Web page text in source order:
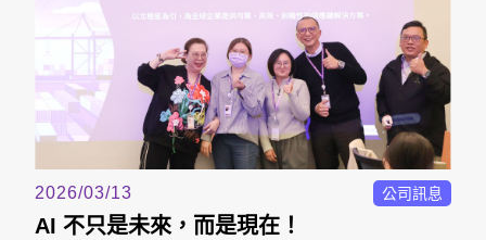
2026/03/13 公司訊息
AI 不只是未來，而是現在！